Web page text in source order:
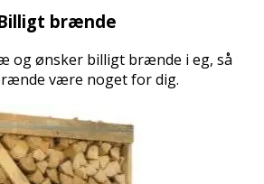
brænde
og ønsker billigt brænde i eg, så
være noget for dig.